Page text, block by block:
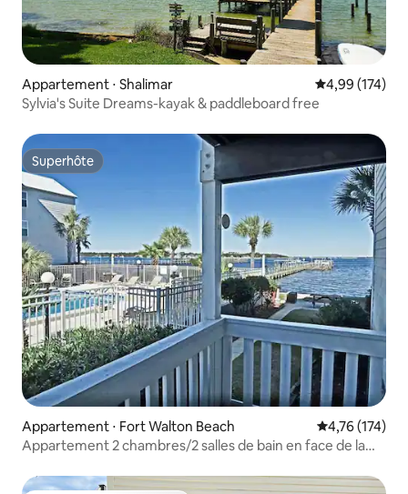
Appartement ⋅ Shalimar Évaluation
4,99 (174)
Sylvia's Suite Dreams-kayak & paddleboard free
Superhôte
Superhôte
Appartement ⋅ Fort Walton Beach Évaluation
4,76 (174)
Appartement 2 chambres/2 salles de bain en face de la